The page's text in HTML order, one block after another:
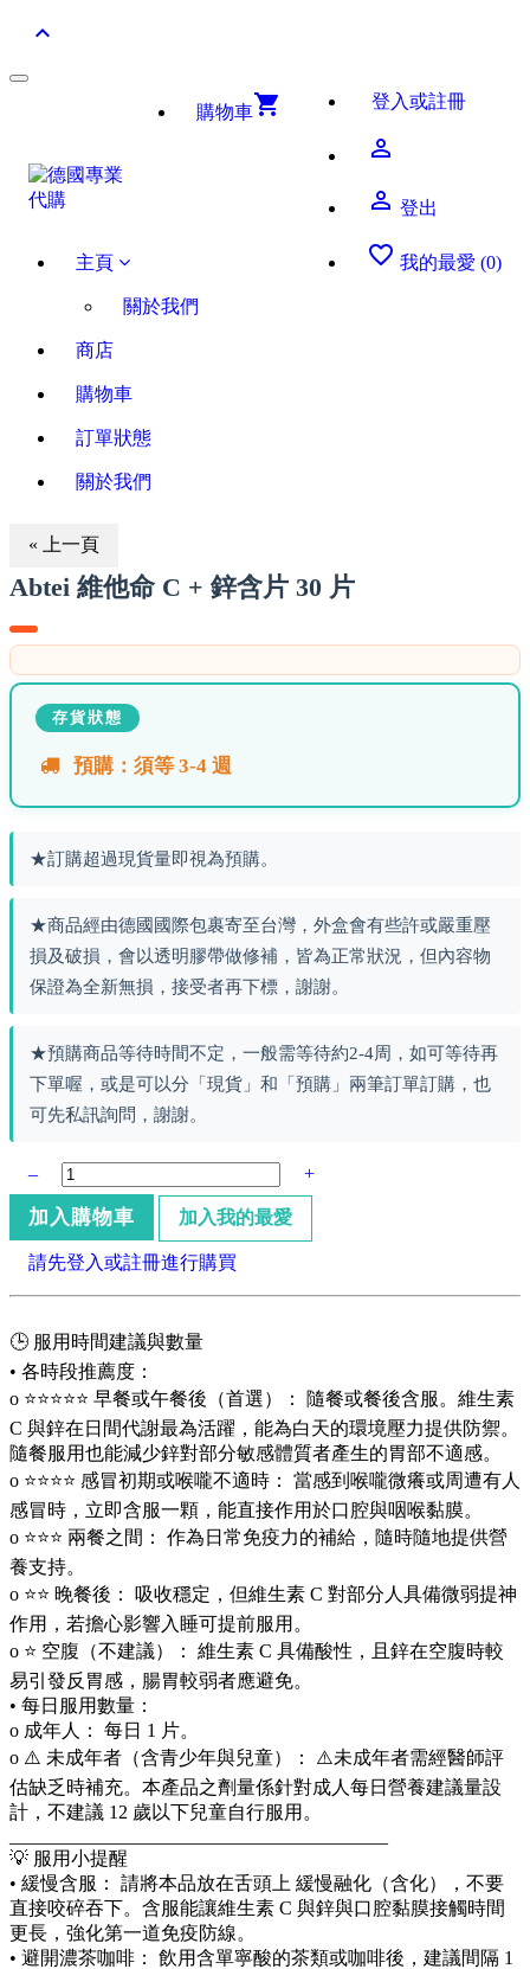
keyboard_arrow_up
登入或註冊
perm_identity
perm_identity 登出
favorite_border 我的最愛 (0)
購物車shopping_cart
Toggle
主頁
關於我們
商店
購物車
訂單狀態
關於我們
« 上一頁
Abtei 維他命 C + 鋅含片 30 片
存貨狀態
預購：須等 3-4 週
★訂購超過現貨量即視為預購。
★商品經由德國國際包裹寄至台灣，外盒會有些許或嚴重壓
損及破損，會以透明膠帶做修補，皆為正常狀況，但內容物
保證為全新無損，接受者再下標，謝謝。
★預購商品等待時間不定，一般需等待約2-4周，如可等待再
下單喔，或是可以分「現貨」和「預購」兩筆訂單訂購，也
可先私訊詢問，謝謝。
– +
加入購物車 加入我的最愛
請先登入或註冊進行購買
🕒 服用時間建議與數量
• 各時段推薦度：
o ⭐⭐⭐⭐⭐ 早餐或午餐後（首選）： 隨餐或餐後含服。維生素
C 與鋅在日間代謝最為活躍，能為白天的環境壓力提供防禦。
隨餐服用也能減少鋅對部分敏感體質者產生的胃部不適感。
o ⭐⭐⭐⭐ 感冒初期或喉嚨不適時： 當感到喉嚨微癢或周遭有人
感冒時，立即含服一顆，能直接作用於口腔與咽喉黏膜。
o ⭐⭐⭐ 兩餐之間： 作為日常免疫力的補給，隨時隨地提供營
養支持。
o ⭐⭐ 晚餐後： 吸收穩定，但維生素 C 對部分人具備微弱提神
作用，若擔心影響入睡可提前服用。
o ⭐ 空腹（不建議）： 維生素 C 具備酸性，且鋅在空腹時較
易引發反胃感，腸胃較弱者應避免。
• 每日服用數量：
o 成年人： 每日 1 片。
o ⚠️ 未成年者（含青少年與兒童）： ⚠️未成年者需經醫師評
估缺乏時補充。本產品之劑量係針對成人每日營養建議量設
計，不建議 12 歲以下兒童自行服用。
💡 服用小提醒
• 緩慢含服： 請將本品放在舌頭上 緩慢融化（含化），不要
直接咬碎吞下。含服能讓維生素 C 與鋅與口腔黏膜接觸時間
更長，強化第一道免疫防線。
• 避開濃茶咖啡： 飲用含單寧酸的茶類或咖啡後，建議間隔 1